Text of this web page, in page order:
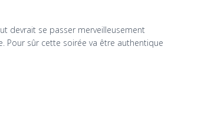
devrait se passer merveilleusement
Pour sûr cette soirée va être authentique